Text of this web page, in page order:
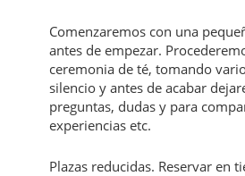
Comenzaremos con una
antes de empezar.
ceremonia de té, tomando
silencio y antes de acabar
preguntas, dudas y para
experiencias etc.
Plazas reducidas. Reservar en